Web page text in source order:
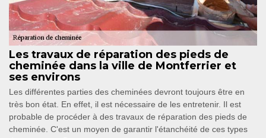
Les travaux de réparation des pieds de
cheminée dans la ville de Montferrier et
ses environs
Les différentes parties des cheminées devront toujours être en
très bon état. En effet, il est nécessaire de les entretenir. Il est
probable de procéder à des travaux de réparation des pieds de
cheminée. C'est un moyen de garantir l'étanchéité de ces types